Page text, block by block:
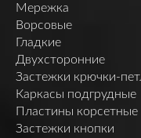
Мережка
Ворсовые
Гладкие
Двухсторонние
Застежки крючки-
Каркасы подгрудные
Пластины корсетные
Застежки кнопки